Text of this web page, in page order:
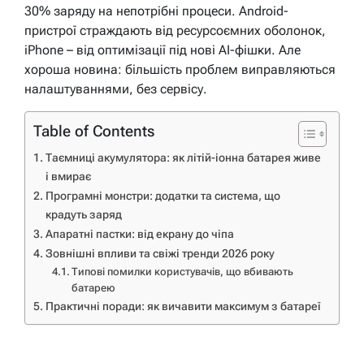
30% заряду на непотрібні процеси. Android-
пристрої страждають від ресурсоємних оболонок,
iPhone – від оптимізації під нові AI-фішки. Але
хороша новина: більшість проблем виправляються
налаштуваннями, без сервісу.
Table of Contents
Таємниці акумулятора: як літій-іонна батарея живе
і вмирає
Програмні монстри: додатки та система, що
крадуть заряд
Апаратні пастки: від екрану до чіпа
Зовнішні впливи та свіжі тренди 2026 року
Типові помилки користувачів, що вбивають
батарею
Практичні поради: як вичавити максимум з батареї